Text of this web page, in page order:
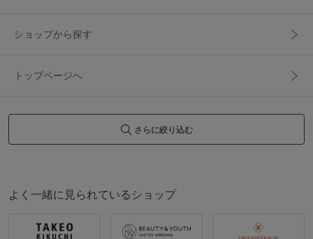
ショップから探す
トップページへ
さらに絞り込む
よく一緒に見られているショップ